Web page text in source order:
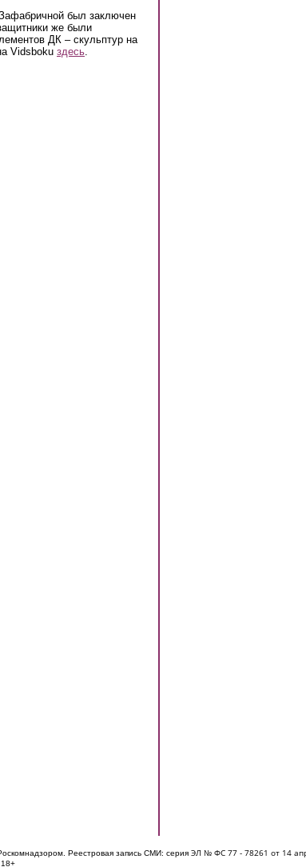
был заключен
же были
ДК – скульптур на
Vidsboku здесь
Реестровая запись СМИ: серия ЭЛ № ФС 77 - 78261 от 14
sends e-mail)